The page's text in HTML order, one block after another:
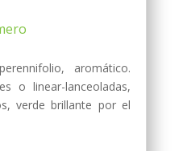
aromático.
o linear-lanceoladas,
verde brillante por el